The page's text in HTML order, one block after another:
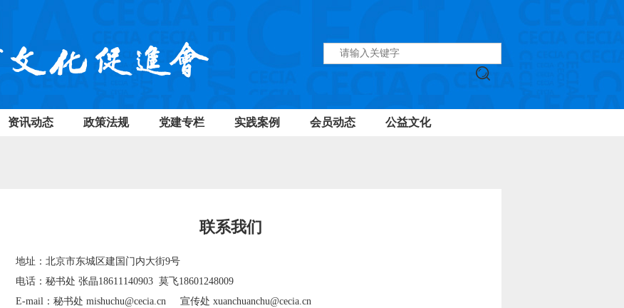
资讯动态 政策法规 党建专栏 实践案例 会员动态 公益文化
联系我们
地址：北京市东城区建国门内大街9号
电话：秘书处 张晶18611140903 莫飞18601248009
E-mail：秘书处 mishuchu@cecia.cn 宣传处 xuanchuanchu@cecia.cn